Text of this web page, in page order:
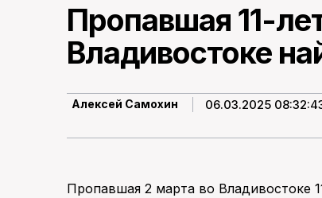
Пропавшая 11-
Владивостоке
Алексей Самохин 06.03.2025
Пропавшая 2 марта во Владивостоке